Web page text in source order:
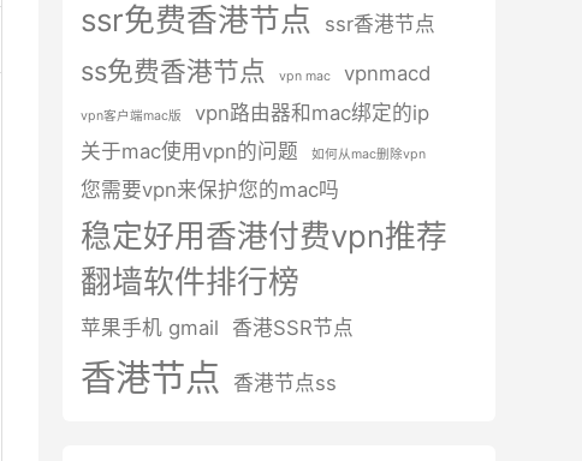
ssr免费香港节点 ssr香港节点
ss免费香港节点 vpn mac vpnmacd
vpn客户端mac版
vpn路由器和mac绑定的ip
关于mac使用vpn的问题
如何从mac删除vpn
您需要vpn来保护您的mac吗
稳定好用香港付费vpn推荐
翻墙软件排行榜
苹果手机 gmail 香港SSR节点
香港节点 香港节点ss